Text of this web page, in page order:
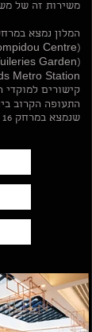
משירות זה של
קישורים למוקדי
שנמצא במרחק 16 ק"מ.